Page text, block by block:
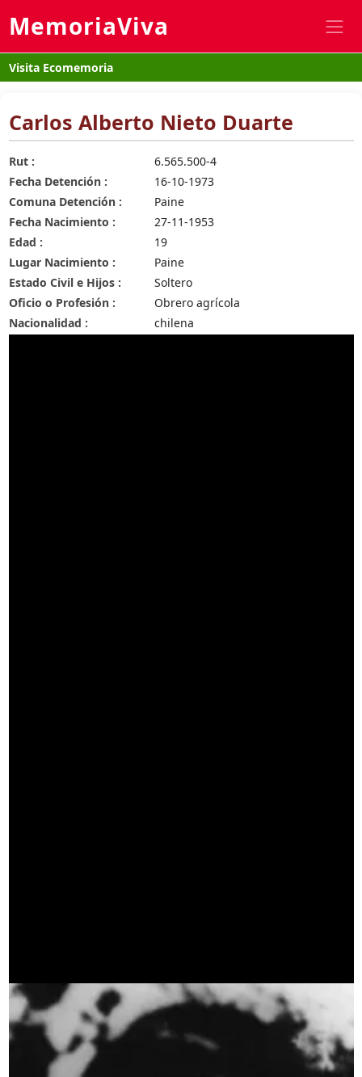
MemoriaViva
Visita Ecomemoria
Carlos Alberto Nieto Duarte
Rut :
6.565.500-4
Fecha Detención :
16-10-1973
Comuna Detención :
Paine
Fecha Nacimiento :
27-11-1953
Edad :
19
Lugar Nacimiento :
Paine
Estado Civil e Hijos :
Soltero
Oficio o Profesión :
Obrero agrícola
Nacionalidad :
chilena